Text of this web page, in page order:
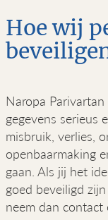
Hoe wij
Naropa
gegevens serieus
misbruik, verlies,
openbaarmaking
gaan. Als jij het
goed beveiligd
neem dan contact